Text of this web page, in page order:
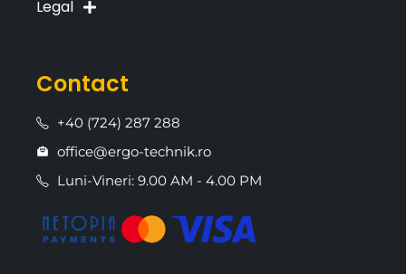
Legal
Contact
+40 (724) 287 288
office@ergo-technik.ro
Luni-Vineri: 9.00 AM - 4.00 PM